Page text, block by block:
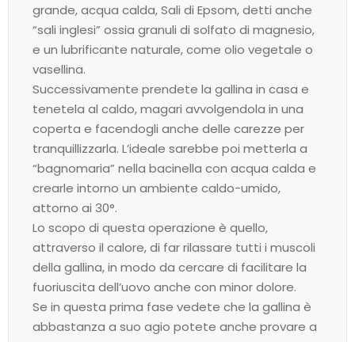
grande, acqua calda, Sali di Epsom, detti anche
“sali inglesi” ossia granuli di solfato di magnesio,
e un lubrificante naturale, come olio vegetale o
vasellina.
Successivamente prendete la gallina in casa e
tenetela al caldo, magari avvolgendola in una
coperta e facendogli anche delle carezze per
tranquillizzarla. L’ideale sarebbe poi metterla a
“bagnomaria” nella bacinella con acqua calda e
crearle intorno un ambiente caldo-umido,
attorno ai 30°.
Lo scopo di questa operazione è quello,
attraverso il calore, di far rilassare tutti i muscoli
della gallina, in modo da cercare di facilitare la
fuoriuscita dell’uovo anche con minor dolore.
Se in questa prima fase vedete che la gallina è
abbastanza a suo agio potete anche provare a